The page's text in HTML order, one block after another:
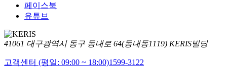
페이스북
유튜브
41061 대구광역시 동구 동내로 64(동내동1119) KERIS빌딩
고객센터 (평일: 09:00 ~ 18:00)1599-3122